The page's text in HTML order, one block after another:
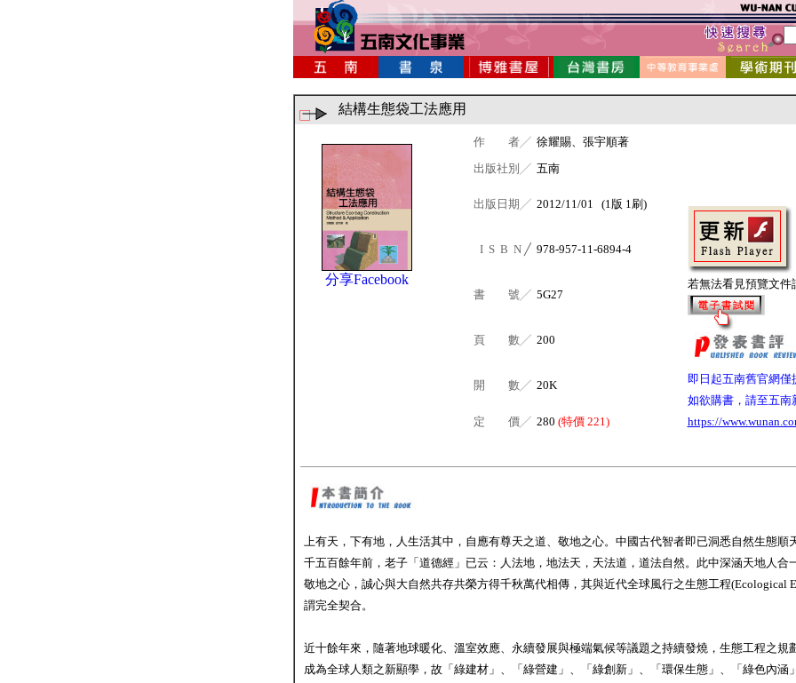
結構生態袋工法應用
分享Facebook
作 者╱ 徐耀賜、張宇順著
出版社別╱ 五南
出版日期╱ 2012/11/01 (1版 1刷)
若無法看見預覽文件
即日起五南舊官網僅
如欲購書，請至五南
https://
I S B N ╱ 978-957-11-6894-4
書 號╱ 5G27
頁 數╱ 200
開 數╱ 20K
定 價╱ 280 (特價 221)
上有天，下有地，人生活其中，自應有尊天之道、敬地之心。中國古代智者即已洞悉自然生態順
千五百餘年前，老子「道德經」已云：人法地，地法天，天法道，道法自然。此中深涵天地人合
敬地之心，誠心與大自然共存共榮方得千秋萬代相傳，其與近代全球風行之生態工程(Ecological
謂完全契合。
近十餘年來，隨著地球暖化、溫室效應、永續發展與極端氣候等議題之持續發燒，生態工程之規
成為全球人類之新顯學，故「綠建材」、「綠營建」、「綠創新」、「環保生態」、「綠色內涵